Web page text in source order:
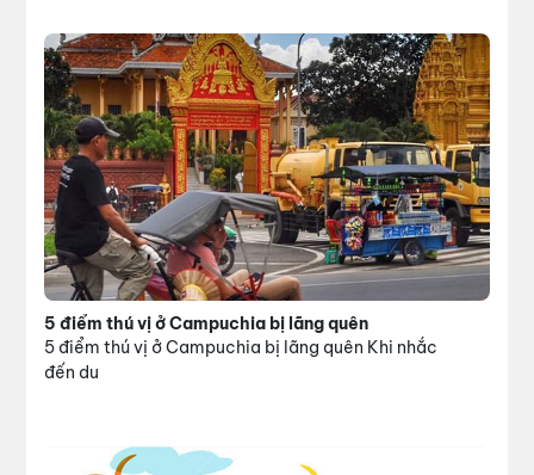
5 điểm thú vị ở Campuchia bị lãng quên
5 điểm thú vị ở Campuchia bị lãng quên Khi nhắc
đến du